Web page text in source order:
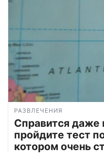
РАЗВЛЕЧЕНИЯ
Справится даже
пройдите тест
котором очень